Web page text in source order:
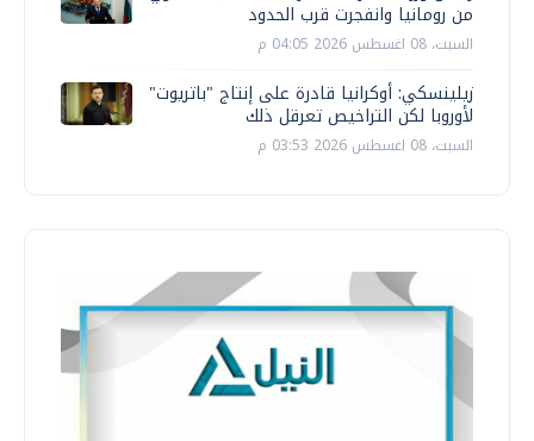
من رومانيا وانفجرت قرب الحدود
السبت، 08 اغسطس 2026 04:05 م
زيلينسكي: أوكرانيا قادرة على إنتاج "باتريوت"
لأوروبا لكن التراخيص تعرقل ذلك
السبت، 08 اغسطس 2026 03:53 م